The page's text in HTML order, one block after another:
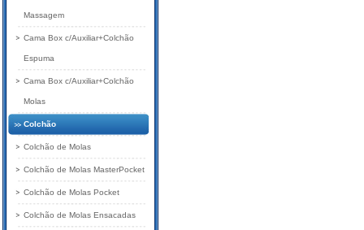
Massagem
Cama Box c/Auxiliar+Colchão
Espuma
Cama Box c/Auxiliar+Colchão
Molas
Colchão
Colchão de Molas
Colchão de Molas MasterPocket
Colchão de Molas Pocket
Colchão de Molas Ensacadas